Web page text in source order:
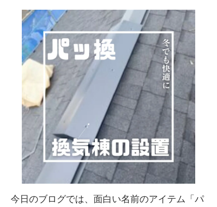
今日のブログでは、面白い名前のアイテム「パ